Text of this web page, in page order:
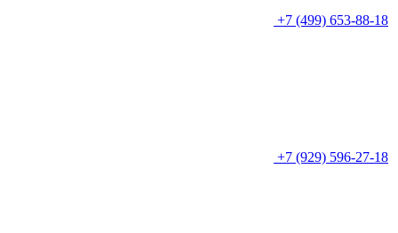
+7 (499) 653-88-18
+7 (929) 596-27-18